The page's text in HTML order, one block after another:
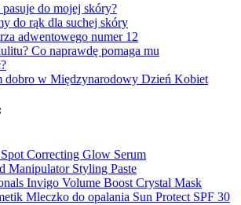
pasuje do mojej skóry?
do rąk dla suchej skóry
adwentowego numer 12
Co naprawdę pomaga mu
dobro w Międzynarodowy Dzień Kobiet
Correcting Glow Serum
Manipulator Styling Paste
Invigo Volume Boost Crystal Mask
Mleczko do opalania Sun Protect SPF 30